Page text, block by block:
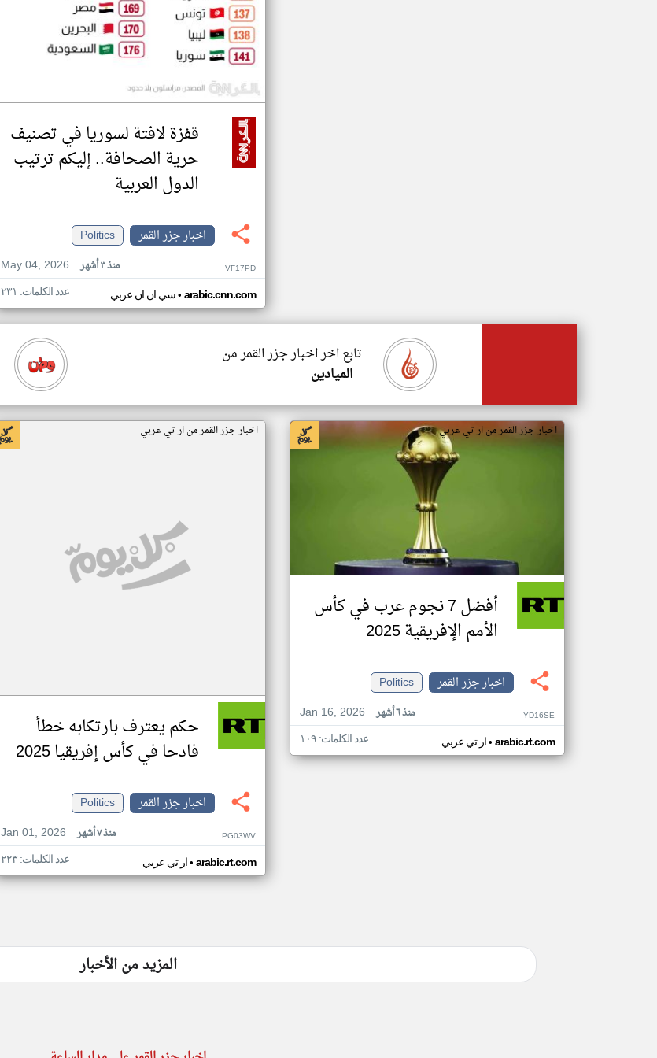
قفزة لافتة لسوريا في تصنيف
حرية الصحافة.. إليكم ترتيب
الدول العربية
اخبار جزر القمر
Politics
May 04, 2026
منذ ٣ أشهر VF17PD
سي ان ان عربي• arabic.cnn.com عدد الكلمات: ٢٣١
تابع اخر اخبار جزر القمر من
الميادين
اخبار جزر القمر من ار تي عربي
أفضل 7 نجوم عرب في كأس
الأمم الإفريقية 2025
اخبار جزر القمر
Politics
Jan 16, 2026
منذ ٦ أشهر YD16SE
ار تي عربي• arabic.rt.com عدد الكلمات: ١٠٩
اخبار جزر القمر من ار تي عربي
حكم يعترف بارتكابه خطأ
فادحا في كأس إفريقيا 2025
اخبار جزر القمر
Politics
Jan 01, 2026
منذ ٧ أشهر PG03WV
ار تي عربي• arabic.rt.com عدد الكلمات: ٢٢٣
المزيد من الأخبار